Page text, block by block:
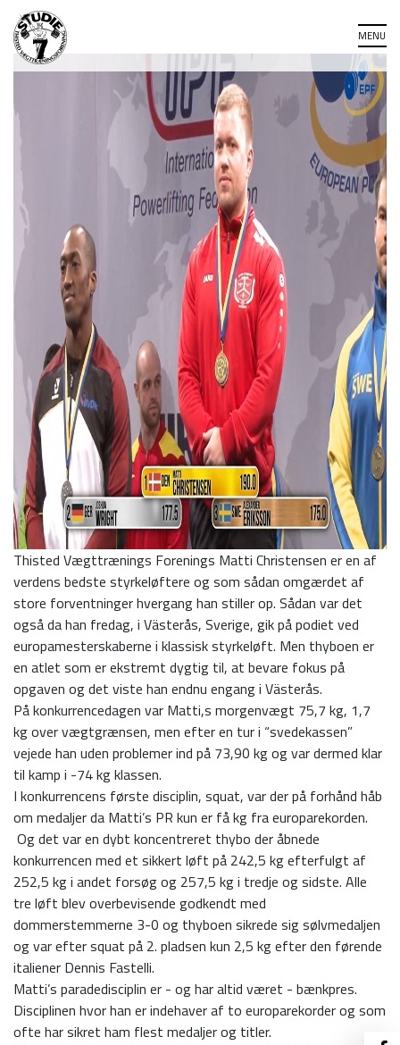
Thisted Vægttrænings Forenings Matti Christensen er en af
verdens bedste styrkeløftere og som sådan omgærdet af
store forventninger hvergang han stiller op. Sådan var det
også da han fredag, i Västerås, Sverige, gik på podiet ved
europamesterskaberne i klassisk styrkeløft. Men thyboen er
en atlet som er ekstremt dygtig til, at bevare fokus på
opgaven og det viste han endnu engang i Västerås.
På konkurrencedagen var Matti,s morgenvægt 75,7 kg, 1,7
kg over vægtgrænsen, men efter en tur i “svedekassen”
vejede han uden problemer ind på 73,90 kg og var dermed klar
til kamp i -74 kg klassen.
I konkurrencens første disciplin, squat, var der på forhånd håb
om medaljer da Matti’s PR kun er få kg fra europarekorden.
Og det var en dybt koncentreret thybo der åbnede
konkurrencen med et sikkert løft på 242,5 kg efterfulgt af
252,5 kg i andet forsøg og 257,5 kg i tredje og sidste. Alle
tre løft blev overbevisende godkendt med
dommerstemmerne 3-0 og thyboen sikrede sig sølvmedaljen
og var efter squat på 2. pladsen kun 2,5 kg efter den førende
italiener Dennis Fastelli.
Matti’s paradedisciplin er - og har altid været - bænkpres.
Disciplinen hvor han er indehaver af to europarekorder og som
ofte har sikret ham flest medaljer og titler.